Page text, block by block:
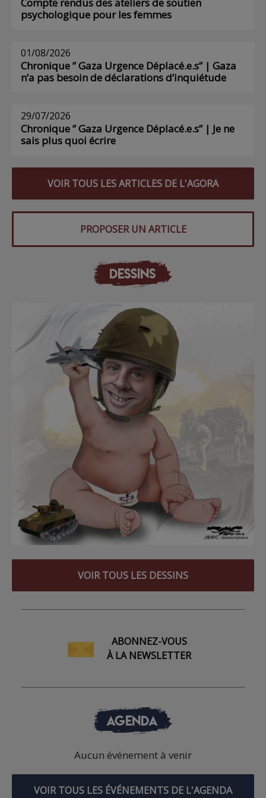
psychologique pour les femmes
01/08/2026
Chronique ” Gaza Urgence Déplacé.e.s” | Gaza
n’a pas besoin de déclarations d’inquiétude
29/07/2026
Chronique ” Gaza Urgence Déplacé.e.s” | Je ne
sais plus quoi écrire
VOIR TOUS LES ARTICLES DE L'AGORA
PROPOSER UN ARTICLE
DESSINS
VOIR TOUS LES DESSINS
ABONNEZ-VOUS
À LA NEWSLETTER
AGENDA
Aucun événement à venir
VOIR TOUS LES ÉVÉNEMENTS DE L'AGENDA